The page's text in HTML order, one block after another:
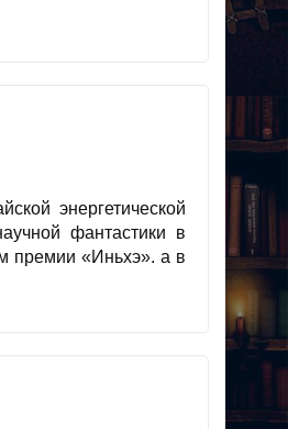
энергетической
фантастики в
премии «Иньхэ». а в